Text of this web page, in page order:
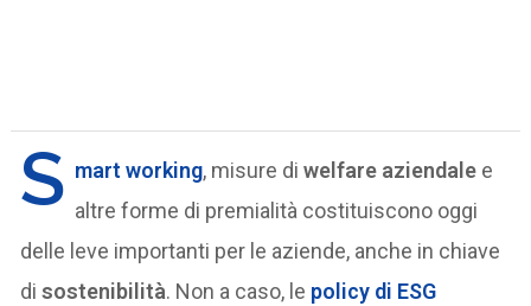
S mart working, misure diwelfare aziendale e
altre forme di premialità costituiscono oggi
delle leve importanti per le aziende, anche in chiave
disostenibilità. Non a caso, le policy di ESG